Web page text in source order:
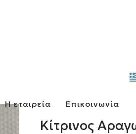
Η εταιρεία Επικοινωνία
Κίτρινος